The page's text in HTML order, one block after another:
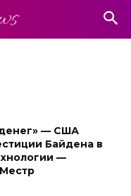
— США
Байдена в
—